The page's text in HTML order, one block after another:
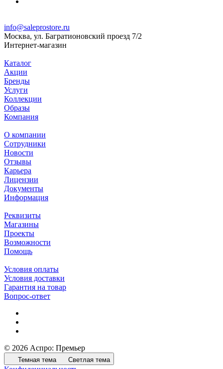
info@saleprostore.ru
Москва, ул. Багратионовский проезд 7/2
Интернет-магазин
Каталог
Акции
Бренды
Услуги
Коллекции
Образы
Компания
О компании
Сотрудники
Новости
Отзывы
Карьера
Лицензии
Документы
Информация
Реквизиты
Магазины
Проекты
Возможности
Помощь
Условия оплаты
Условия доставки
Гарантия на товар
Вопрос-ответ
© 2026 Аспро: Премьер
Темная тема Светлая тема